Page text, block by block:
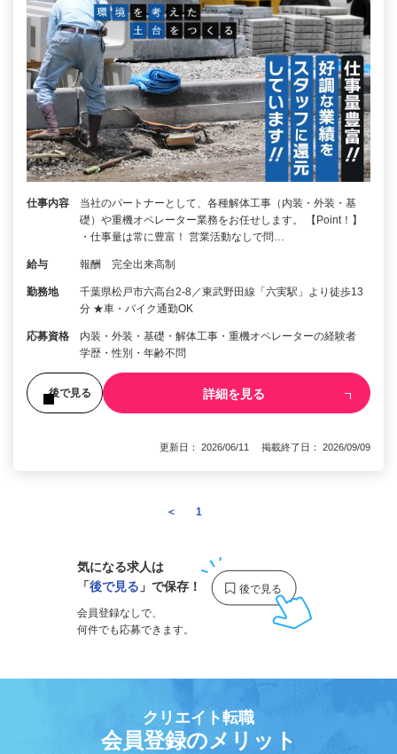
仕事内容
当社のパートナーとして、各種解体工事（内装・外装・基
礎）や重機オペレーター業務をお任せします。 【Point！】
・仕事量は常に豊富！ 営業活動なしで問…
給与 報酬 完全出来高制
勤務地
千葉県松戸市六高台2-8／東武野田線「六実駅」より徒歩13
分 ★車・バイク通勤OK
応募資格
内装・外装・基礎・解体工事・重機オペレーターの経験者
学歴・性別・年齢不問
後で見る 詳細を見る
更新日： 2026/06/11 掲載終了日： 2026/09/09
＜ 1
気になる求人は
「後で見る 」で保存！
会員登録なしで、
何件でも応募できます。
クリエイト転職
会員登録のメリット